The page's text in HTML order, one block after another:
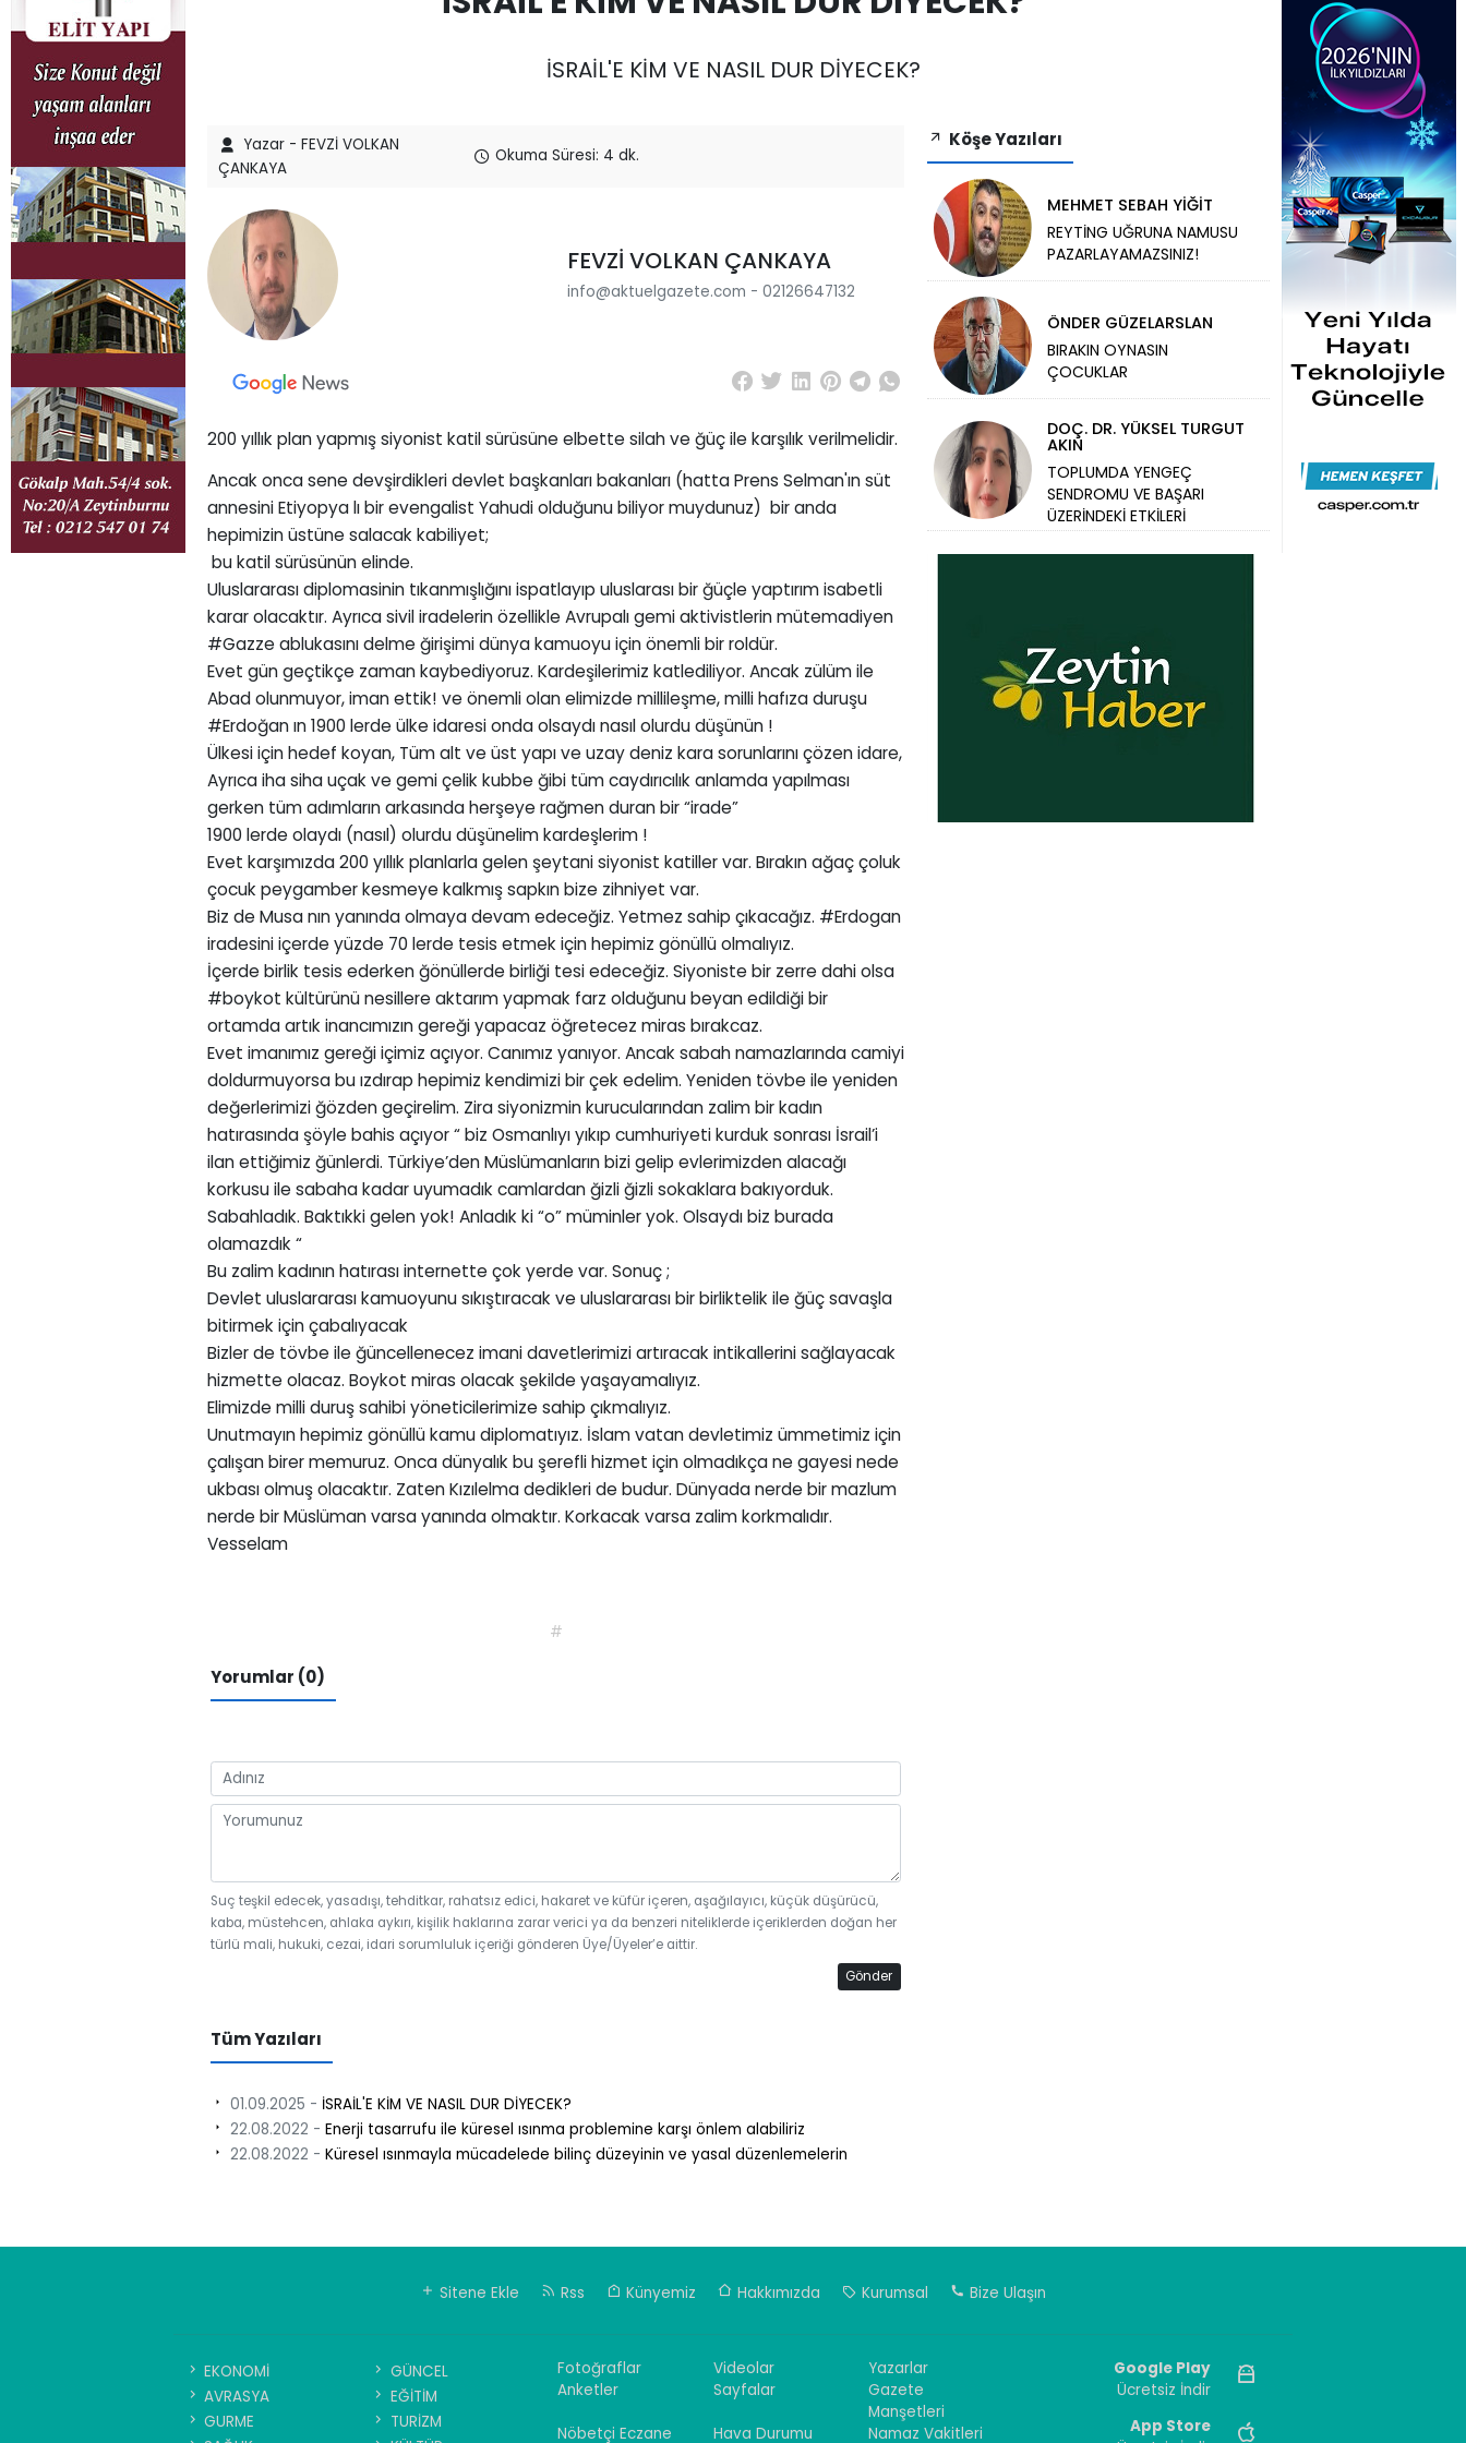
İSRAİL'E KİM VE NASIL DUR DİYECEK?
Yazar - FEVZİ VOLKAN
ÇANKAYA
Okuma Süresi: 4 dk.
FEVZİ VOLKAN ÇANKAYA
info@aktuelgazete.com - 02126647132
200 yıllık plan yapmış siyonist katil sürüsüne elbette silah ve ğüç ile karşılık verilmelidir.
Ancak onca sene devşirdikleri devlet başkanları bakanları (hatta Prens Selman'ın süt
annesini Etiyopya lı bir evengalist Yahudi olduğunu biliyor muydunuz) bir anda
hepimizin üstüne salacak kabiliyet;
bu katil sürüsünün elinde.
Uluslararası diplomasinin tıkanmışlığını ispatlayıp uluslarası bir ğüçle yaptırım isabetli
karar olacaktır. Ayrıca sivil iradelerin özellikle Avrupalı gemi aktivistlerin mütemadiyen
#Gazze ablukasını delme ğirişimi dünya kamuoyu için önemli bir roldür.
Evet gün geçtikçe zaman kaybediyoruz. Kardeşilerimiz katlediliyor. Ancak zülüm ile
Abad olunmuyor, iman ettik! ve önemli olan elimizde millileşme, milli hafıza duruşu
#Erdoğan ın 1900 lerde ülke idaresi onda olsaydı nasıl olurdu düşünün !
Ülkesi için hedef koyan, Tüm alt ve üst yapı ve uzay deniz kara sorunlarını çözen idare,
Ayrıca iha siha uçak ve gemi çelik kubbe ğibi tüm caydırıcılık anlamda yapılması
gerken tüm adımların arkasında herşeye rağmen duran bir “irade”
1900 lerde olaydı (nasıl) olurdu düşünelim kardeşlerim !
Evet karşımızda 200 yıllık planlarla gelen şeytani siyonist katiller var. Bırakın ağaç çoluk
çocuk peygamber kesmeye kalkmış sapkın bize zihniyet var.
Biz de Musa nın yanında olmaya devam edeceğiz. Yetmez sahip çıkacağız. #Erdogan
iradesini içerde yüzde 70 lerde tesis etmek için hepimiz gönüllü olmalıyız.
İçerde birlik tesis ederken ğönüllerde birliği tesi edeceğiz. Siyoniste bir zerre dahi olsa
#boykot kültürünü nesillere aktarım yapmak farz olduğunu beyan edildiği bir
ortamda artık inancımızın gereği yapacaz öğretecez miras bırakcaz.
Evet imanımız gereği içimiz açıyor. Canımız yanıyor. Ancak sabah namazlarında camiyi
doldurmuyorsa bu ızdırap hepimiz kendimizi bir çek edelim. Yeniden tövbe ile yeniden
değerlerimizi ğözden geçirelim. Zira siyonizmin kurucularından zalim bir kadın
hatırasında şöyle bahis açıyor “ biz Osmanlıyı yıkıp cumhuriyeti kurduk sonrası İsrail’i
ilan ettiğimiz ğünlerdi. Türkiye’den Müslümanların bizi gelip evlerimizden alacağı
korkusu ile sabaha kadar uyumadık camlardan ğizli ğizli sokaklara bakıyorduk.
Sabahladık. Baktıkki gelen yok! Anladık ki “o” müminler yok. Olsaydı biz burada
olamazdık “
Bu zalim kadının hatırası internette çok yerde var. Sonuç ;
Devlet uluslararası kamuoyunu sıkıştıracak ve uluslararası bir birliktelik ile ğüç savaşla
bitirmek için çabalıyacak
Bizler de tövbe ile ğüncellenecez imani davetlerimizi artıracak intikallerini sağlayacak
hizmette olacaz. Boykot miras olacak şekilde yaşayamalıyız.
Elimizde milli duruş sahibi yöneticilerimize sahip çıkmalıyız.
Unutmayın hepimiz gönüllü kamu diplomatıyız. İslam vatan devletimiz ümmetimiz için
çalışan birer memuruz. Onca dünyalık bu şerefli hizmet için olmadıkça ne gayesi nede
ukbası olmuş olacaktır. Zaten Kızılelma dedikleri de budur. Dünyada nerde bir mazlum
nerde bir Müslüman varsa yanında olmaktır. Korkacak varsa zalim korkmalıdır.
Vesselam
#
Yorumlar (0)
Suç teşkil edecek, yasadışı, tehditkar, rahatsız edici, hakaret ve küfür içeren, aşağılayıcı, küçük düşürücü,
kaba, müstehcen, ahlaka aykırı, kişilik haklarına zarar verici ya da benzeri niteliklerde içeriklerden doğan her
türlü mali, hukuki, cezai, idari sorumluluk içeriği gönderen Üye/Üyeler’e aittir.
Gönder
Tüm Yazıları
01.09.2025 - İSRAİL'E KİM VE NASIL DUR DİYECEK?
22.08.2022 - Enerji tasarrufu ile küresel ısınma problemine karşı önlem alabiliriz
22.08.2022 - Küresel ısınmayla mücadelede bilinç düzeyinin ve yasal düzenlemelerin
Köşe Yazıları
MEHMET SEBAH YİĞİT
REYTİNG UĞRUNA NAMUSU
PAZARLAYAMAZSINIZ!
ÖNDER GÜZELARSLAN
BIRAKIN OYNASIN
ÇOCUKLAR
DOÇ. DR. YÜKSEL TURGUT
AKIN
TOPLUMDA YENGEÇ
SENDROMU VE BAŞARI
ÜZERİNDEKİ ETKİLERİ
Sitene Ekle Rss Künyemiz Hakkımızda Kurumsal Bize Ulaşın
EKONOMİ
GÜNCEL
AVRASYA
EĞİTİM
GURME
TURİZM
Fotoğraflar Videolar
Yazarlar
Anketler
Sayfalar
Gazete
Manşetleri
Nöbetçi Eczane
Hava Durumu Namaz Vakitleri
Google Play
Ücretsiz İndir
App Store